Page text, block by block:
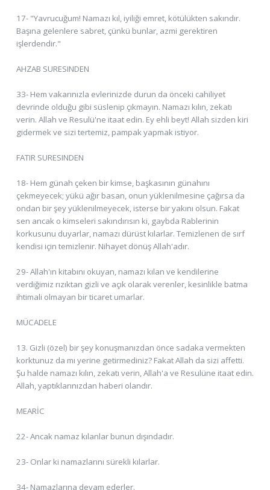
17- "Yavrucuğum! Namazı kıl, iyiliği emret, kötülükten sakındır.
Başına gelenlere sabret, çünkü bunlar, azmi gerektiren
işlerdendir."
AHZAB SURESINDEN
33- Hem vakarınızla evlerinizde durun da önceki cahiliyet
devrinde olduğu gibi süslenip çıkmayın. Namazı kılın, zekatı
verin. Allah ve Resulü'ne itaat edin. Ey ehli beyt! Allah sizden kiri
gidermek ve sizi tertemiz, pampak yapmak istiyor.
FATIR SURESINDEN
18- Hem günah çeken bir kimse, başkasının günahını
çekmeyecek; yükü ağır basan, onun yüklenilmesine çağırsa da
ondan bir şey yüklenilmeyecek, isterse bir yakını olsun. Fakat
sen ancak o kimseleri sakındırısın ki, gaybda Rablerinin
korkusunu duyarlar, namazı dürüst kılarlar. Temizlenen de sırf
kendisi için temizlenir. Nihayet dönüş Allah'adır.
29- Allah'ın kitabını okuyan, namazı kılan ve kendilerine
verdiğimiz rızıktan gizli ve açık olarak verenler, kesinlikle batma
ihtimali olmayan bir ticaret umarlar.
MÜCADELE
13. Gizli (özel) bir şey konuşmanızdan önce sadaka vermekten
korktunuz da mı yerine getirmediniz? Fakat Allah da sizi affetti.
Şu halde namazı kılın, zekatı verin, Allah'a ve Resulüne itaat edin.
Allah, yaptıklarınızdan haberi olandır.
MEARİC
22- Ancak namaz kılanlar bunun dışındadır.
23- Onlar ki namazlarını sürekli kılarlar.
34- Namazlarına devam ederler.